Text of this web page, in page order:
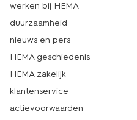
werken bij HEMA
duurzaamheid
nieuws en pers
HEMA geschiedenis
HEMA zakelijk
klantenservice
actievoorwaarden